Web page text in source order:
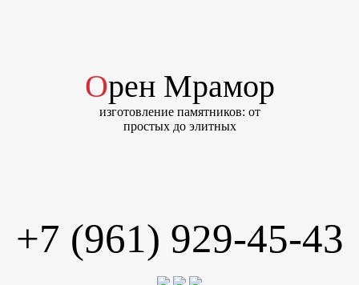
Орен Мрамор
изготовление памятников: от
простых до элитных
+7 (961) 929-45-43